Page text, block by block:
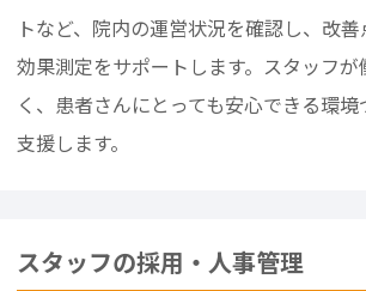
トなど、院内の運営状況を確認し、改善
効果測定をサポートします。スタッフが
く、患者さんにとっても安心できる環
支援します。
スタッフの採用・人事管理